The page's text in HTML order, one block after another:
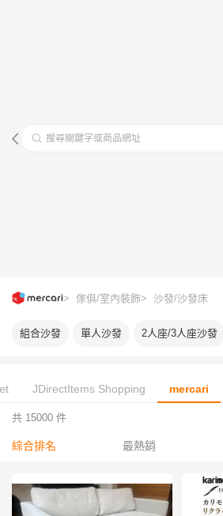
搜尋關鍵字或商品網址
> 傢俱/室內裝飾> 沙發/沙發床
組合沙發 單人沙發 2人座/3人座沙發
JDirectItems Shopping mercari
共 15000 件
綜合排名 最熱銷